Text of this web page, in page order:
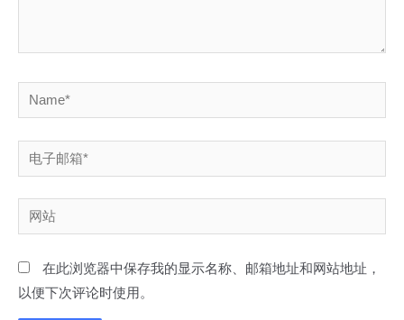
Name*
电
子
邮
箱
网
站
在此浏览器中保存我的显示名称、邮箱地址和网站地址，
以便下次评论时使用。